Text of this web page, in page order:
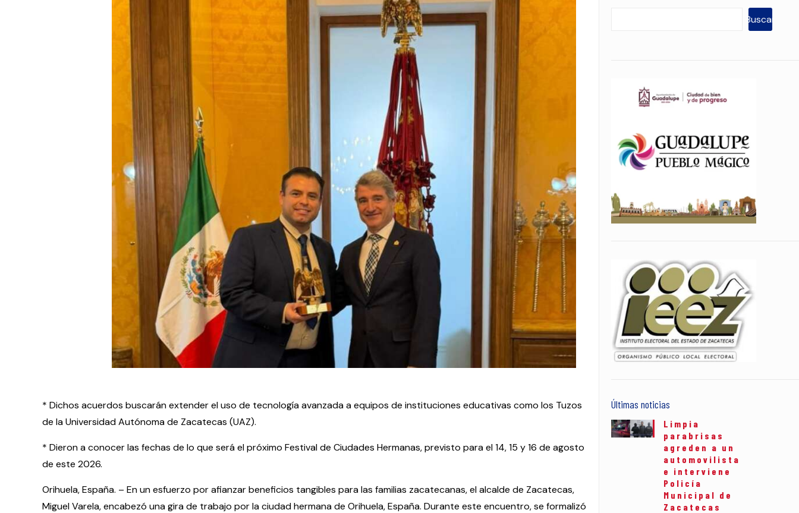
* Dichos acuerdos buscarán extender el uso de tecnología avanzada a equipos de instituciones educativas como los Tuzos
de la Universidad Autónoma de Zacatecas (UAZ).
* Dieron a conocer las fechas de lo que será el próximo Festival de Ciudades Hermanas, previsto para el 14, 15 y 16 de agosto
de este 2026.
Orihuela, España. – En un esfuerzo por afianzar beneficios tangibles para las familias zacatecanas, el alcalde de Zacatecas,
Miguel Varela, encabezó una gira de trabajo por la ciudad hermana de Orihuela, España. Durante este encuentro, se formalizó
Buscar
Últimas noticias
Limpia
parabrisas
agreden a un
automovilista
e interviene
Policía
Municipal de
Zacatecas